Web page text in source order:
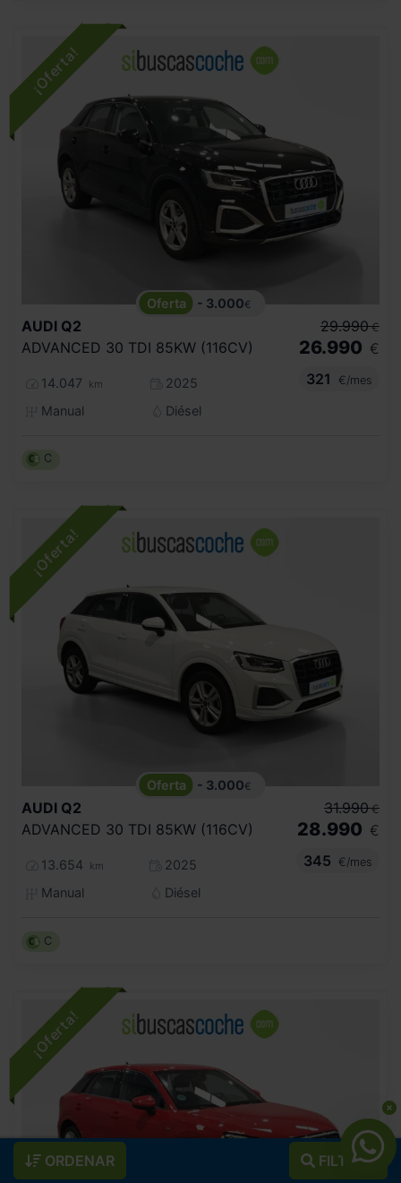
ORDENAR FILTROS
- 3.000€
AUDI Q2
ADVANCED 30 TDI 85KW (116CV)
14.047 km
2025
Manual
Diésel
29.990 €
26.990 €
321
€/mes
C
- 3.000€
AUDI Q2
ADVANCED 30 TDI 85KW (116CV)
13.654 km
2025
Manual
Diésel
31.990 €
28.990 €
345
€/mes
C